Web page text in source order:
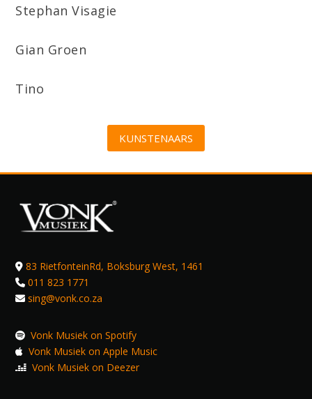
Stephan Visagie
Gian Groen
Tino
KUNSTENAARS
83 RietfonteinRd, Boksburg West, 1461
011 823 1771
sing@vonk.co.za
Vonk Musiek on Spotify
Vonk Musiek on Apple Music
Vonk Musiek on Deezer